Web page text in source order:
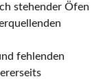
stehender Öfen
fehlenden